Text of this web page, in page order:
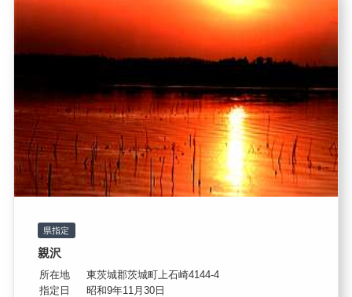
県指定
親沢
所在地
東茨城郡茨城町上石崎4144-4
指定日
昭和9年11月30日